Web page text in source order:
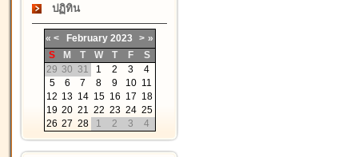
ปฏิทิน
« < February 2023 > »
S
M T W T F
S
29 30 31 1 2 3
4
5
6 7 8 9 10 11
12 13 14 15 16 17 18
19 20 21 22 23 24 25
26 27 28 1 2 3 4